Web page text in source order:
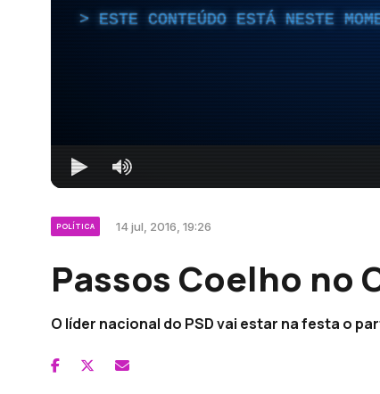
ESTE CONTEÚDO ESTÁ NESTE
POLÍTICA 14 jul, 2016, 19:26
Passos Coelho no
O líder nacional do PSD vai estar na festa o